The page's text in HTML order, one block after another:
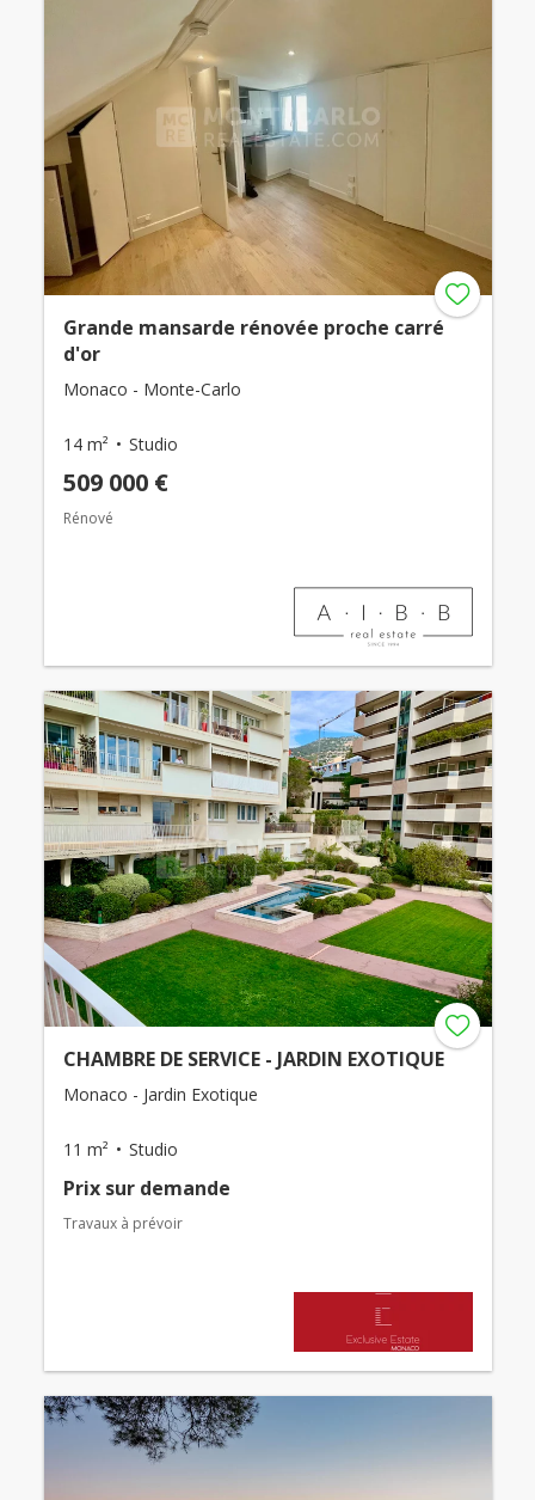
Grande mansarde rénovée proche carré
d'or
Monaco - Monte-Carlo
14 m² Studio
509 000 €
Rénové
CHAMBRE DE SERVICE - JARDIN EXOTIQUE
Monaco - Jardin Exotique
11 m² Studio
Prix ​​sur demande
Travaux à prévoir